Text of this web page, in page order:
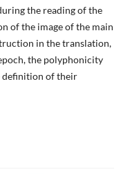
the reading of the
of the image of the main
in the translation,
the polyphonicity
definition of their